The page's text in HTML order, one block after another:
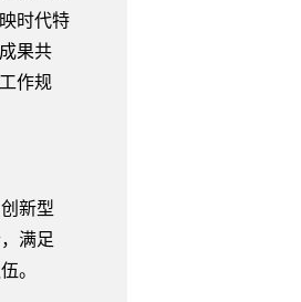
时代特
果共
作规
新型
满足
。